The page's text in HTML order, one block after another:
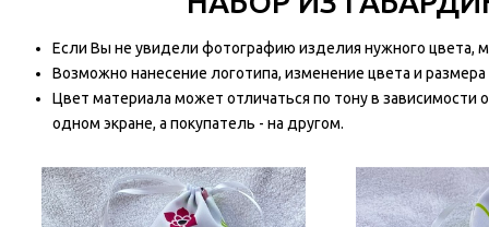
Если Вы не увидели фотографию изделия нужного цвета,
Возможно нанесение логотипа, изменение цвета и
Цвет материала может отличаться по тону в зависимости
одном экране, а покупатель - на другом.